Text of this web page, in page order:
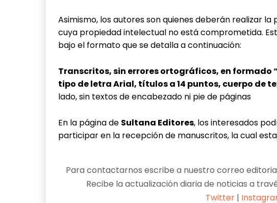
Asimismo, los autores son quienes deberán realizar
cuya propiedad intelectual no está comprometida.
bajo el formato que se detalla a continuación:
Transcritos, sin errores ortográficos, en formado
tipo de letra Arial, títulos a 14 puntos, cuerpo de
lado, sin textos de encabezado ni pie de páginas
En la página de Sultana Editores, los interesados
participar en la recepción de manuscritos, la cual
Para contactarnos escribe a nuestro correo
Recibe la actualización diaria de noticias a
Twitter |